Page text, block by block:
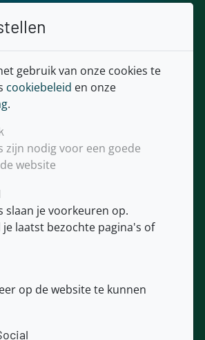
Algemeen
info@demuglas.nl
KvK: 02062107
NL806604190.B.01
Snel naar
Downloads
Contact
Sitemap
DemuGlas
Disclaimer
gebruik van onze cookies te
cookiebeleid en onze
.
zijn nodig voor een goede
website
slaan je voorkeuren op.
laatst bezochte pagina's of
op de website te kunnen